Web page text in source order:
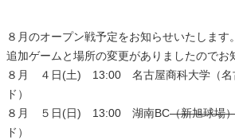
８月のオープン戦予定をお知らせいたします。
追加ゲームと場所の変更がありましたのでお
８月 ４日(土) 13:00 名古屋商科大学（名
ド）
８月 ５日(日) 13:00 湖南BC（新旭球場
ド）